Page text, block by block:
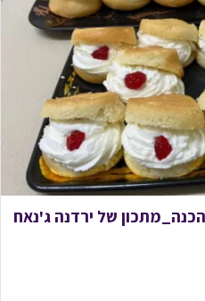
הכנה_מתכון של ירדנה ג'נאח